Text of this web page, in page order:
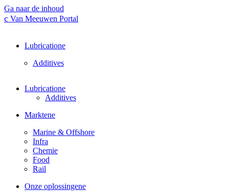
Ga naar de inhoud
Van Meeuwen Portal
Lubrication
Additives
Lubrication
Additives
Markten
Marine & Offshore
Infra
Chemie
Food
Rail
Onze oplossingen